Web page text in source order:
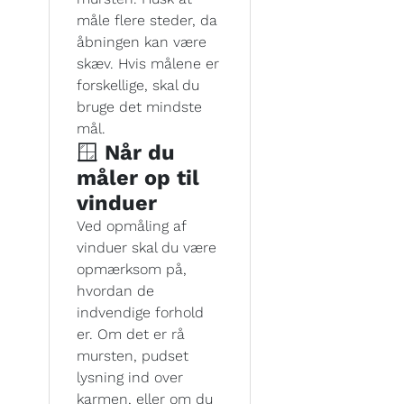
måle flere steder, da
åbningen kan være
skæv. Hvis målene er
forskellige, skal du
bruge det mindste
mål.
🪟 Når du
måler op til
vinduer
Ved opmåling af
vinduer skal du være
opmærksom på,
hvordan de
indvendige forhold
er. Om det er rå
mursten, pudset
lysning ind over
karmen, eller om du